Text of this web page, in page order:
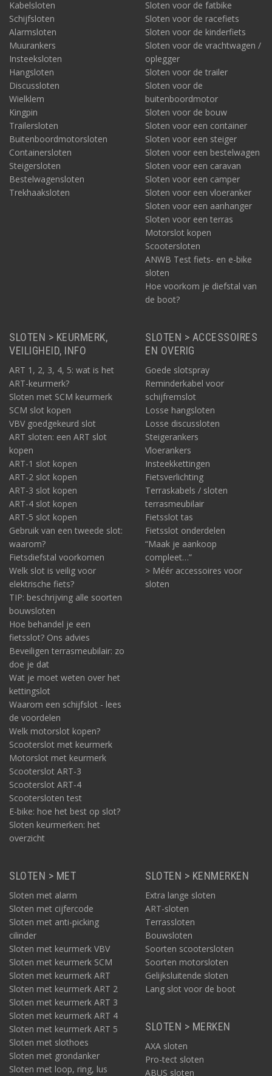
Kabelsloten
Schijfsloten
Alarmsloten
Muurankers
Insteeksloten
Hangsloten
Discussloten
Wielklem
Kingpin
Trailersloten
Buitenboordmotorsloten
Containersloten
Steigersloten
Bestelwagensloten
Trekhaaksloten
Sloten voor de fatbike
Sloten voor de racefiets
Sloten voor de kinderfiets
Sloten voor de vrachtwagen /
oplegger
Sloten voor de trailer
Sloten voor de
buitenboordmotor
Sloten voor de bouw
Sloten voor een container
Sloten voor een steiger
Sloten voor een bestelwagen
Sloten voor een caravan
Sloten voor een camper
Sloten voor een vloeranker
Sloten voor een aanhanger
Sloten voor een terras
Motorslot kopen
Scootersloten
ANWB Test fiets- en e-bike
sloten
Hoe voorkom je diefstal van
de boot?
SLOTEN > KEURMERK,
VEILIGHEID, INFO
ART 1, 2, 3, 4, 5: wat is het
ART-keurmerk?
Sloten met SCM keurmerk
SCM slot kopen
VBV goedgekeurd slot
ART sloten: een ART slot
kopen
ART-1 slot kopen
ART-2 slot kopen
ART-3 slot kopen
ART-4 slot kopen
ART-5 slot kopen
Gebruik van een tweede slot:
waarom?
Fietsdiefstal voorkomen
Welk slot is veilig voor
elektrische fiets?
TIP: beschrijving alle soorten
bouwsloten
Hoe behandel je een
fietsslot? Ons advies
Beveiligen terrasmeubilair: zo
doe je dat
Wat je moet weten over het
kettingslot
Waarom een schijfslot - lees
de voordelen
Welk motorslot kopen?
Scooterslot met keurmerk
Motorslot met keurmerk
Scooterslot ART-3
Scooterslot ART-4
Scootersloten test
E-bike: hoe het best op slot?
Sloten keurmerken: het
overzicht
SLOTEN > ACCESSOIRES
EN OVERIG
Goede slotspray
Reminderkabel voor
schijfremslot
Losse hangsloten
Losse discussloten
Steigerankers
Vloerankers
Insteekkettingen
Fietsverlichting
Terraskabels / sloten
terrasmeubilair
Fietsslot tas
Fietsslot onderdelen
“Maak je aankoop
compleet…”
> Méér accessoires voor
sloten
SLOTEN > MET
Sloten met alarm
Sloten met cijfercode
Sloten met anti-picking
cilinder
Sloten met keurmerk VBV
Sloten met keurmerk SCM
Sloten met keurmerk ART
Sloten met keurmerk ART 2
Sloten met keurmerk ART 3
Sloten met keurmerk ART 4
Sloten met keurmerk ART 5
Sloten met slothoes
Sloten met grondanker
Sloten met loop, ring, lus
SLOTEN > KENMERKEN
Extra lange sloten
ART-sloten
Terrassloten
Bouwsloten
Soorten scootersloten
Soorten motorsloten
Gelijksluitende sloten
Lang slot voor de boot
SLOTEN > MERKEN
AXA sloten
Pro-tect sloten
ABUS sloten